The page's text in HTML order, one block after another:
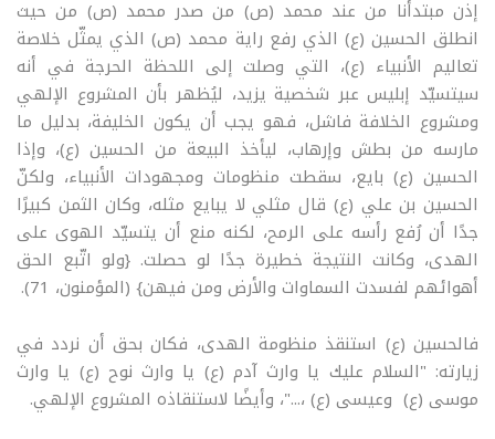
إذن مبتدأنا من عند محمد (ص) من صدر محمد (ص) من حيث
انطلق الحسين (ع) الذي رفع راية محمد (ص) الذي يمثّل خلاصة
تعاليم الأنبياء (ع)، التي وصلت إلى اللحظة الحرجة في أنه
سيتسيّد إبليس عبر شخصية يزيد، ليُظهر بأن المشروع الإلهي
ومشروع الخلافة فاشل، فهو يجب أن يكون الخليفة، بدليل ما
مارسه من بطش وإرهاب، ليأخذ البيعة من الحسين (ع)، وإذا
الحسين (ع) بايع، سقطت منظومات ومجهودات الأنبياء، ولكنّ
الحسين بن علي (ع) قال مثلي لا يبايع مثله، وكان الثمن كبيرًا
جدًا أن رُفع رأسه على الرمح، لكنه منع أن يتسيّد الهوى على
الهدى، وكانت النتيجة خطيرة جدًا لو حصلت. {ولو اتّبع الحق
أهوائهم لفسدت السماوات والأرض ومن فيهن} (المؤمنون، 71).
فالحسين (ع) استنقذ منظومة الهدى، فكان بحق أن نردد في
زيارته: "السلام عليك يا وارث آدم (ع) يا وارث نوح (ع) يا وارث
موسى (ع) وعيسى (ع) ،..."، وأيضًا لاستنقاذه المشروع الإلهي.